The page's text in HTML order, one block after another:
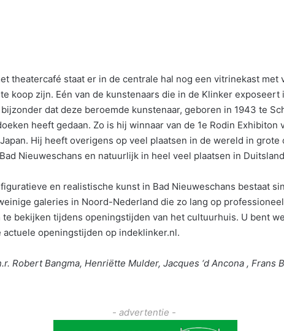
theatercafé staat er in de centrale hal nog een vitrinekast met
koop zijn. Eén van de kunstenaars die in de Klinker
dat deze beroemde kunstenaar, geboren in 1943 te
heeft gedaan. Zo is hij winnaar van de 1e Rodin Exhibiton
Hij heeft overigens op veel plaatsen in de wereld in grote
Nieuweschans en natuurlijk in heel veel plaatsen in
en realistische kunst in Bad Nieuweschans bestaat
galeries in Noord-Nederland die zo lang op
bekijken tijdens openingstijden van het cultuurhuis. U bent
actuele openingstijden op indeklinker.nl.
Robert Bangma, Henriëtte Mulder, Jacques ‘d Ancona , Frans
- advertentie -